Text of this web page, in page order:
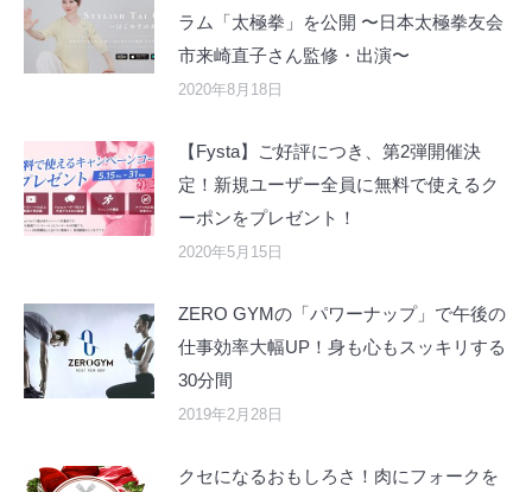
ラム「太極拳」を公開 〜日本太極拳友会
市来崎直子さん監修・出演〜
2020年8月18日
【Fysta】ご好評につき、第2弾開催決
定！新規ユーザー全員に無料で使えるク
ーポンをプレゼント！
2020年5月15日
ZERO GYMの「パワーナップ」で午後の
仕事効率大幅UP！身も心もスッキリする
30分間
2019年2月28日
クセになるおもしろさ！肉にフォークを